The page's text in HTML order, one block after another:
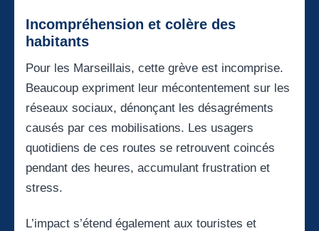
Incompréhension et colère des
habitants
Pour les Marseillais, cette grève est incomprise.
Beaucoup expriment leur mécontentement sur les
réseaux sociaux, dénonçant les désagréments
causés par ces mobilisations. Les usagers
quotidiens de ces routes se retrouvent coincés
pendant des heures, accumulant frustration et
stress.
L’impact s’étend également aux touristes et